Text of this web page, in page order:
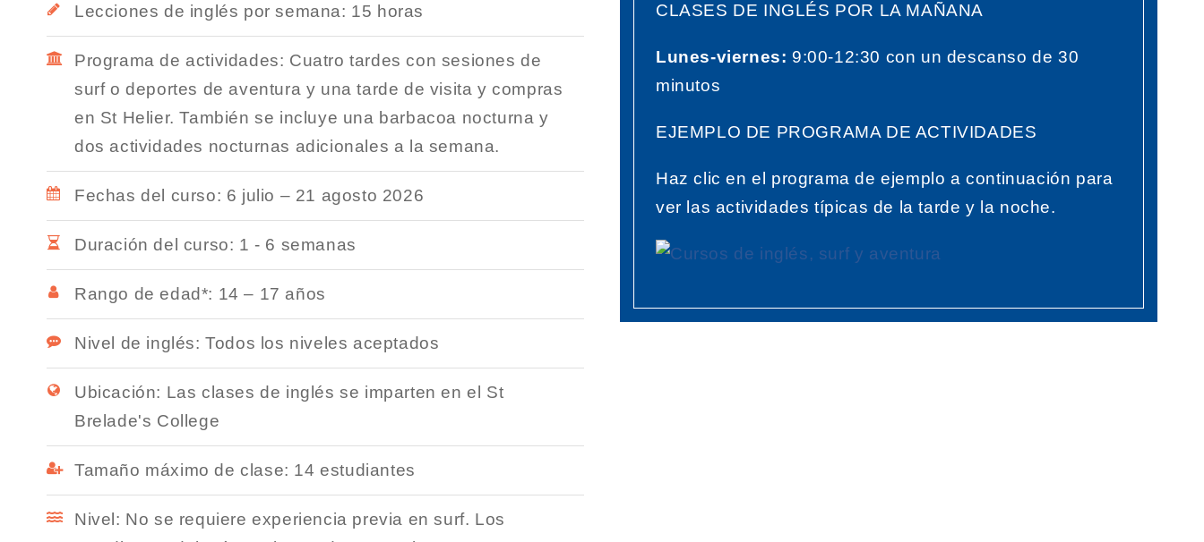
Lecciones de inglés por semana: 15 horas
Programa de actividades: Cuatro tardes con sesiones de
surf o deportes de aventura y una tarde de visita y compras
en St Helier. También se incluye una barbacoa nocturna y
dos actividades nocturnas adicionales a la semana.
Fechas del curso: 6 julio – 21 agosto 2026
Duración del curso: 1 - 6 semanas
Rango de edad*: 14 – 17 años
Nivel de inglés: Todos los niveles aceptados
Ubicación: Las clases de inglés se imparten en el St
Brelade's College
Tamaño máximo de clase: 14 estudiantes
Nivel: No se requiere experiencia previa en surf. Los
CLASES DE INGLÉS POR LA MAÑANA
Lunes-viernes: 9:00-12:30 con un descanso de 30
minutos
EJEMPLO DE PROGRAMA DE ACTIVIDADES
Haz clic en el programa de ejemplo a continuación para
ver las actividades típicas de la tarde y la noche.